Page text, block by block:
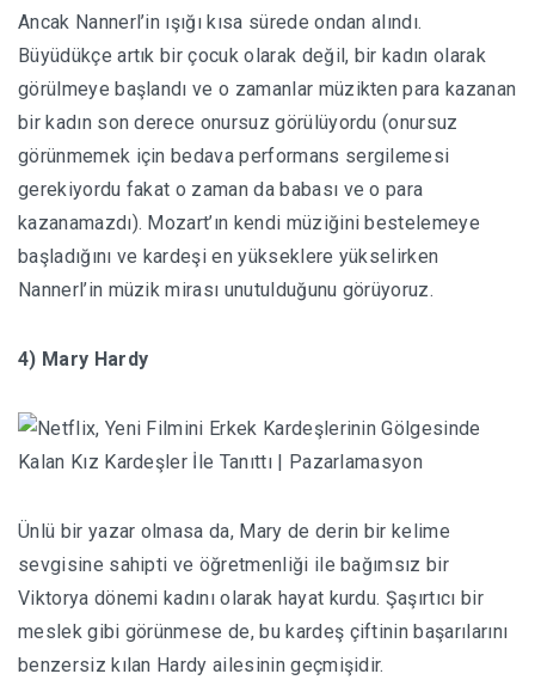
Ancak Nannerl’in ışığı kısa sürede ondan alındı.
Büyüdükçe artık bir çocuk olarak değil, bir kadın olarak
görülmeye başlandı ve o zamanlar müzikten para kazanan
bir kadın son derece onursuz görülüyordu (onursuz
görünmemek için bedava performans sergilemesi
gerekiyordu fakat o zaman da babası ve o para
kazanamazdı). Mozart’ın kendi müziğini bestelemeye
başladığını ve kardeşi en yükseklere yükselirken
Nannerl’in müzik mirası unutulduğunu görüyoruz.
4) Mary Hardy
Ünlü bir yazar olmasa da, Mary de derin bir kelime
sevgisine sahipti ve öğretmenliği ile bağımsız bir
Viktorya dönemi kadını olarak hayat kurdu. Şaşırtıcı bir
meslek gibi görünmese de, bu kardeş çiftinin başarılarını
benzersiz kılan Hardy ailesinin geçmişidir.